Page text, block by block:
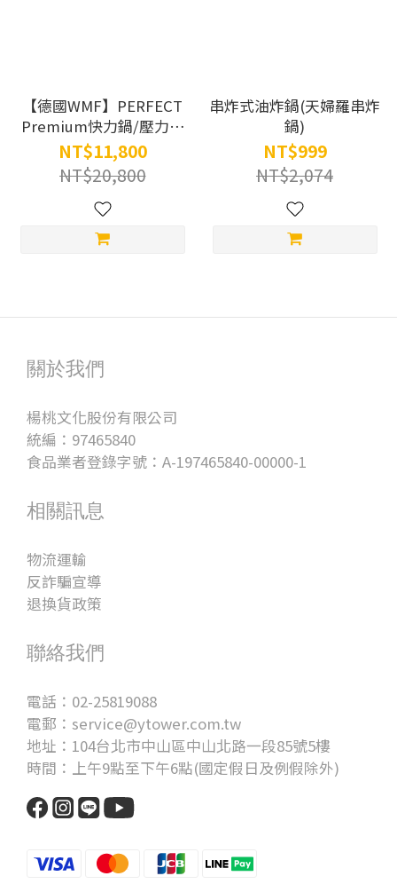
【德國WMF】PERFECT
Premium快力鍋/壓力鍋
22cm(4.5L)
NT$11,800
NT$20,800
串炸式油炸鍋(天婦羅串炸
鍋)
NT$999
NT$2,074
關於我們
楊桃文化股份有限公司
統編：97465840
食品業者登錄字號：A-197465840-00000-1
相關訊息
物流運輸
反詐騙宣導
退換貨政策
聯絡我們
電話：02-25819088
電郵：service@ytower.com.tw
地址：104台北市中山區中山北路一段85號5樓
時間：上午9點至下午6點(國定假日及例假除外)